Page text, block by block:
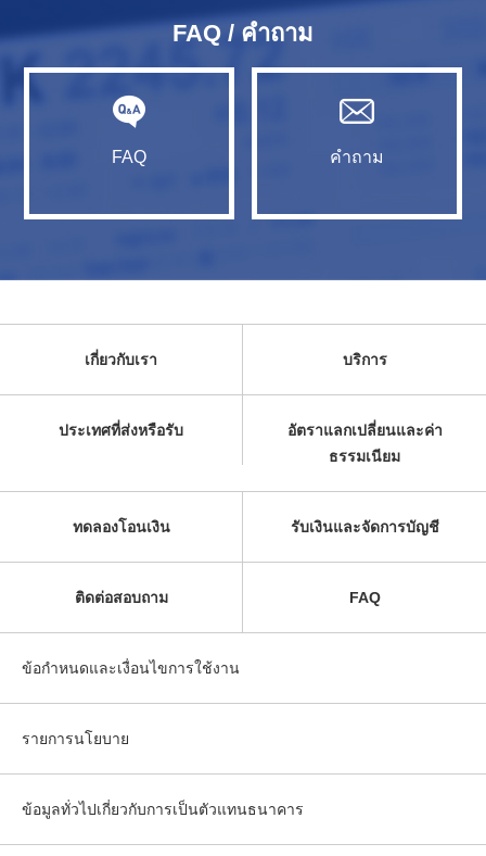
FAQ / คำถาม
FAQ คำถาม
เกี่ยวกับเรา บริการ
ประเทศที่ส่งหรือรับ
อัตราแลกเปลี่ยนและค่า
ธรรมเนียม
ทดลองโอนเงิน รับเงินและจัดการบัญชี
ติดต่อสอบถาม FAQ
ข้อกำหนดและเงื่อนไขการใช้งาน
รายการนโยบาย
ข้อมูลทั่วไปเกี่ยวกับการเป็นตัวแทนธนาคาร